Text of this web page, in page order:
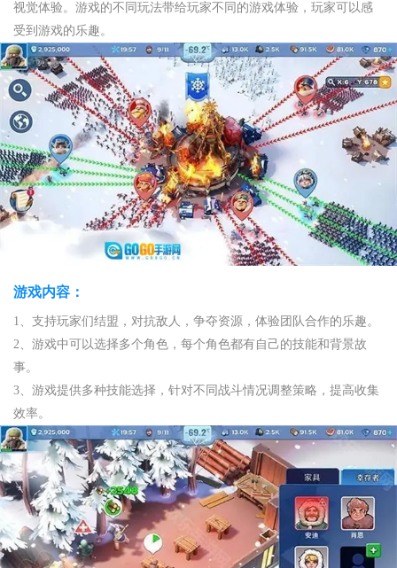
视觉体验。游戏的不同玩法带给玩家不同的游戏体验，玩家可以感
受到游戏的乐趣。
游戏内容：
1、支持玩家们结盟，对抗敌人，争夺资源，体验团队合作的乐趣。
2、游戏中可以选择多个角色，每个角色都有自己的技能和背景故
事。
3、游戏提供多种技能选择，针对不同战斗情况调整策略，提高收集
效率。